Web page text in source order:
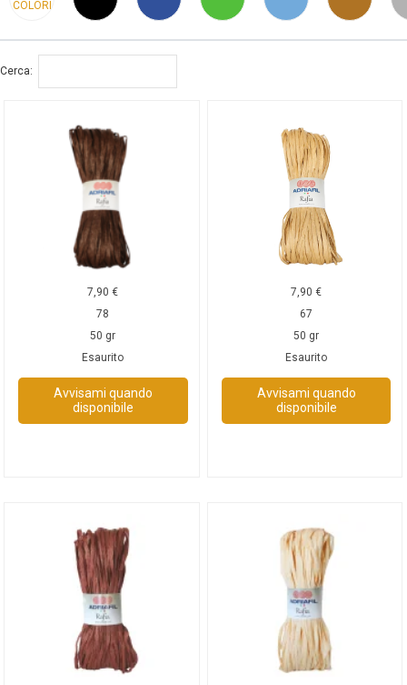
COLORI
Cerca:
7,90€
78
50 gr
Esaurito
Avvisami quando
disponibile
7,90€
67
50 gr
Esaurito
Avvisami quando
disponibile